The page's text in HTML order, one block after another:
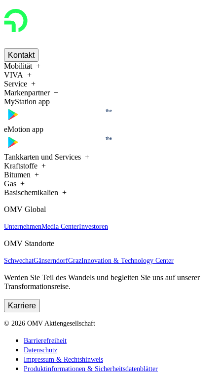
Kontakt
Mobilität
VIVA
Service
Markenpartner
MyStation app
eMotion app
Tankkarten und Services
Kraftstoffe
Bitumen
Gas
Basischemikalien
OMV Global
UnternehmenMedia CenterInvestoren
OMV Standorte
SchwechatGänserndorfGrazInnovation & Technology Center
Werden Sie Teil des Wandels und begleiten Sie uns auf unserer
Transformationsreise.
Karriere
© 2026 OMV Aktiengesellschaft
Barrierefreiheit
Datenschutz
Impressum & Rechtshinweis
Produktinformationen & Sicherheitsdatenblätter